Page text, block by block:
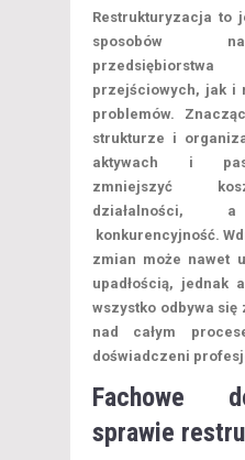
Restrukturyzacja to
sposobów
przejściowych, jak i
problemów.
strukturze i
aktywach i
zmniejszyć
konkurencyjność.
zmian może nawet
upadłością, jednak
wszystko odbywa
nad całym
doświadczeni
Fachowe
sprawie